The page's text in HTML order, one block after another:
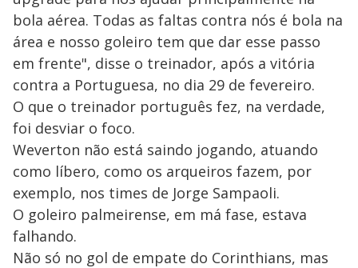
bola aérea. Todas as faltas contra nós é bola na
área e nosso goleiro tem que dar esse passo
em frente", disse o treinador, após a vitória
contra a Portuguesa, no dia 29 de fevereiro.
O que o treinador português fez, na verdade,
foi desviar o foco.
Weverton não está saindo jogando, atuando
como líbero, como os arqueiros fazem, por
exemplo, nos times de Jorge Sampaoli.
O goleiro palmeirense, em má fase, estava
falhando.
Não só no gol de empate do Corinthians, mas